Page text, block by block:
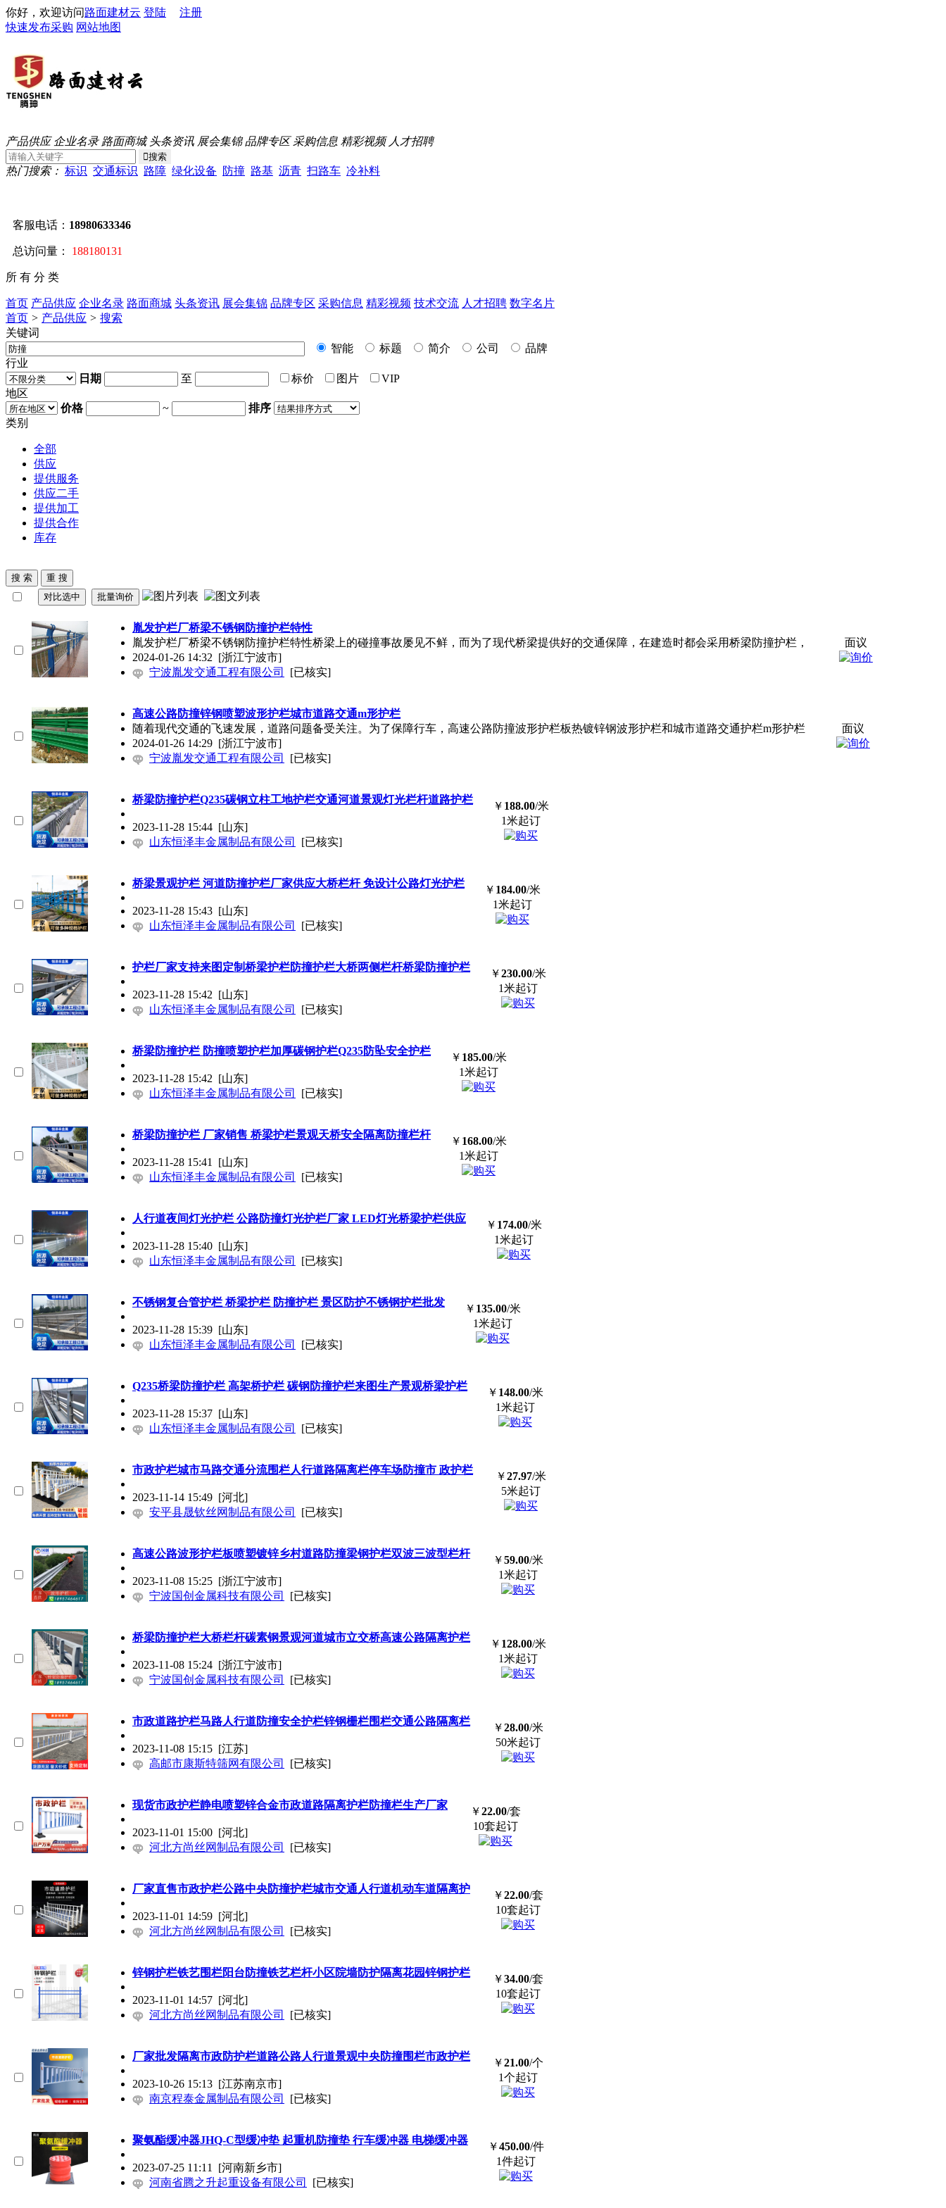
你好，欢迎访问路面建材云 登陆
注册
快速发布采购 网站地图
产品供应 企业名录 路面商城 头条资讯 展会集锦 品牌专区 采购信息 精彩视频 人才招聘
热门搜索： 标识 交通标识 路障 绿化设备 防撞 路基 沥青 扫路车 冷补料
客服电话： 18980633346
总访问量： 188180131
所 有 分 类
首页 产品供应 企业名录 路面商城 头条资讯 展会集锦 品牌专区 采购信息 精彩视频 技术交流 人才招聘 数字名片
首页 > 产品供应 > 搜索
关键词
智能
标题 简介 公司
品牌
行业
日期
至 标价 图片
VIP
地区
价格
~
排序
类别
全部
供应
提供服务
供应二手
提供加工
提供合作
库存
胤发护栏厂桥梁不锈钢 防撞护栏特性
胤发护栏厂桥梁不锈钢防撞护栏特性桥梁上的碰撞事故屡见不鲜，而为了现代桥梁提供好的交通保障，在建造时都会采用桥梁防撞护栏，
2024-01-26 14:32 [浙江宁波市]
宁波胤发交通工程有限公司
[已核实]
面议
高速公路防撞锌钢喷塑波形护栏城市道路交通m形护栏
随着现代交通的飞速发展，道路问题备受关注。为了保障行车，高速公路防撞波形护栏板热镀锌钢波形护栏和城市道路交通护栏m形护栏
2024-01-26 14:29 [浙江宁波市]
宁波胤发交通工程有限公司
[已核实]
面议
桥梁防撞护栏Q235碳钢立柱工地护栏交通河道景观灯光栏杆道路护栏
2023-11-28 15:44 [山东]
山东恒泽丰金属制品有限公司
[已核实]
￥ 188.00/米
1米起订
桥梁景观护栏 河道防撞护栏厂家供应大桥栏杆 免设计公路灯光护栏
2023-11-28 15:43 [山东]
山东恒泽丰金属制品有限公司
[已核实]
￥ 184.00/米
1米起订
护栏厂家支持来图定制桥梁护栏防撞护栏大桥两侧栏杆桥梁防撞护栏
2023-11-28 15:42 [山东]
山东恒泽丰金属制品有限公司
[已核实]
￥230.00/米
1米起订
桥梁防撞护栏 防撞喷塑护栏加厚碳钢护栏Q235防坠安全护栏
2023-11-28 15:42 [山东]
山东恒泽丰金属制品有限公司
[已核实]
￥ 185.00/米
1米起订
桥梁防撞护栏 厂家销售 桥梁护栏景观天桥安全隔离防撞栏杆
2023-11-28 15:41 [山东]
山东恒泽丰金属制品有限公司
[已核实]
￥ 168.00/米
1米起订
人行道夜间灯光护栏 公路防撞灯光护栏厂家 LED灯光桥梁护栏供应
2023-11-28 15:40 [山东]
山东恒泽丰金属制品有限公司
[已核实]
￥ 174.00/米
1米起订
不锈钢复合管护栏 桥梁护栏 防撞护栏 景区防护不锈钢护栏批发
2023-11-28 15:39 [山东]
山东恒泽丰金属制品有限公司
[已核实]
￥ 135.00/米
1米起订
Q235桥梁防撞护栏 高架桥护栏 碳钢 防撞护栏来图生产景观桥梁护栏
2023-11-28 15:37 [山东]
山东恒泽丰金属制品有限公司
[已核实]
￥ 148.00/米
1米起订
市政护栏城市马路交通分流围栏人行道路隔离栏停车场防撞市 政护栏
2023-11-14 15:49 [河北]
安平县晟钦丝网制品有限公司
[已核实]
￥27.97/米
5米起订
高速公路波形护栏板喷塑镀锌乡村道路防撞梁钢护栏双波三波型栏杆
2023-11-08 15:25 [浙江宁波市]
宁波国创金属科技有限公司
[已核实]
￥59.00/米
1米起订
桥梁防撞护栏大桥栏杆碳素钢景观河道城市立交桥高速公路隔离护栏
2023-11-08 15:24 [浙江宁波市]
宁波国创金属科技有限公司
[已核实]
￥ 128.00/米
1米起订
市政道路护栏马路人行道防撞安全护栏锌钢栅栏围栏交通公路隔离栏
2023-11-08 15:15 [江苏]
高邮市康斯特筛网有限公司
[已核实]
￥28.00/米
50米起订
现货市政护栏静电喷塑锌合金市政道路隔离护栏防撞栏生产厂家
2023-11-01 15:00 [河北]
河北方尚丝网制品有限公司
[已核实]
￥22.00/套
10套起订
厂家直售市政护栏公路中央防撞护栏城市交通人行道机动车道隔离护
2023-11-01 14:59 [河北]
河北方尚丝网制品有限公司
[已核实]
￥22.00/套
10套起订
锌钢护栏铁艺围栏阳台 防撞铁艺栏杆小区院墙防护隔离花园锌钢护栏
2023-11-01 14:57 [河北]
河北方尚丝网制品有限公司
[已核实]
￥34.00/套
10套起订
厂家批发隔离市政防护栏道路公路人行道景观中央防撞围栏市政护栏
2023-10-26 15:13 [江苏南京市]
南京程泰金属制品有限公司
[已核实]
￥21.00/个
1个起订
聚氨酯缓冲器JHQ-C型缓冲垫 起重机防撞垫 行车缓冲器 电梯缓冲器
2023-07-25 11:11 [河南新乡市]
河南省腾之升起重设备有限公司
[已核实]
￥450.00/件
1件起订